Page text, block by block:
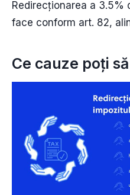
Redirecționarea a 3.5%
face conform art. 82,
Ce cauze poți